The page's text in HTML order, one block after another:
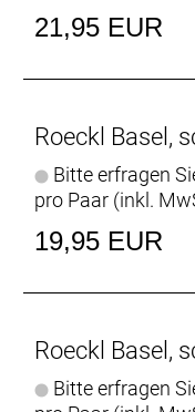
21,95 EUR
Roeckl Basel,
Bitte erfragen
pro Paar (inkl.
19,95 EUR
Roeckl Basel,
Bitte erfragen